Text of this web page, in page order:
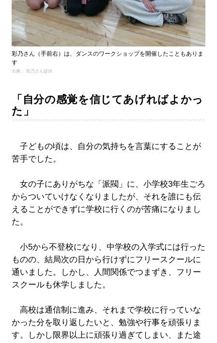
彩乃さん（手前右）は、ダンスのワークショップを開催したこともありま
す
出典： 彩乃さん提供
「自分の感覚を信じてあげればよかっ
た」
子どもの頃は、自分の気持ちを言葉にすることが
苦手でした。
女の子にありがちな「派閥」に、小学校3年生ごろ
からついていけなくなりましたが、それを誰にも伝
えることができずに学校に行くのが苦痛になりまし
た。
小5から不登校になり、中学校の入学式には行った
ものの、結局次の日から行けずにフリースクールに
通いました。しかし、人間関係でつまずき、フリー
スクールも休学しました。
高校は通信制に進み、それまで学校に行っていな
かった分を取り返したいと、勉強や行事を頑張りま
す。しかし限界以上に頑張り過ぎてしまい、また途